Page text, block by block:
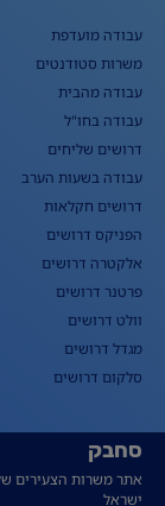
עבודה מועדפת
משרות סטודנטים
עבודה מהבית
עבודה בחו"ל
דרושים שליחים
עבודה בשעות הערב
דרושים חקלאות
הפניקס דרושים
אלקטרה דרושים
פרטנר דרושים
וולט דרושים
מגדל דרושים
סלקום דרושים
סחבק
אתר משרות הצעירים
ישראל